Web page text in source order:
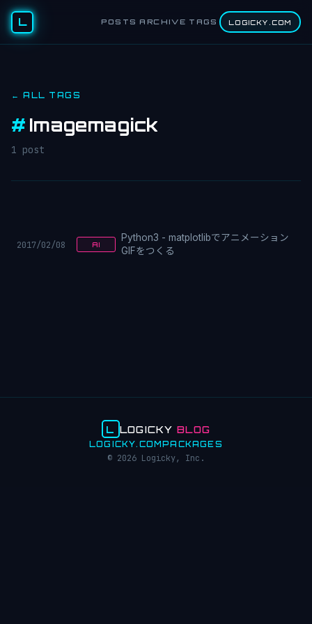
L POSTS ARCHIVE TAGS LOGICKY.COM
← ALL TAGS
# Imagemagick
1 post
2017/02/08 AI
Python3 - matplotlibでアニメーション
GIFをつくる
L LOGICKYBLOG
LOGICKY.COM PACKAGES
© 2026 Logicky, Inc.